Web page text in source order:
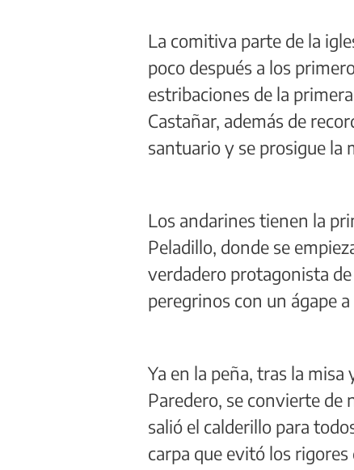
La comitiva parte de la
poco después a los
estribaciones de la
Castañar, además de
santuario y se prosigue la
Los andarines tienen la
Peladillo, donde se
verdadero protagonista
peregrinos con un ágape
Ya en la peña, tras la
Paredero, se convierte de
salió el calderillo para
carpa que evitó los rigores